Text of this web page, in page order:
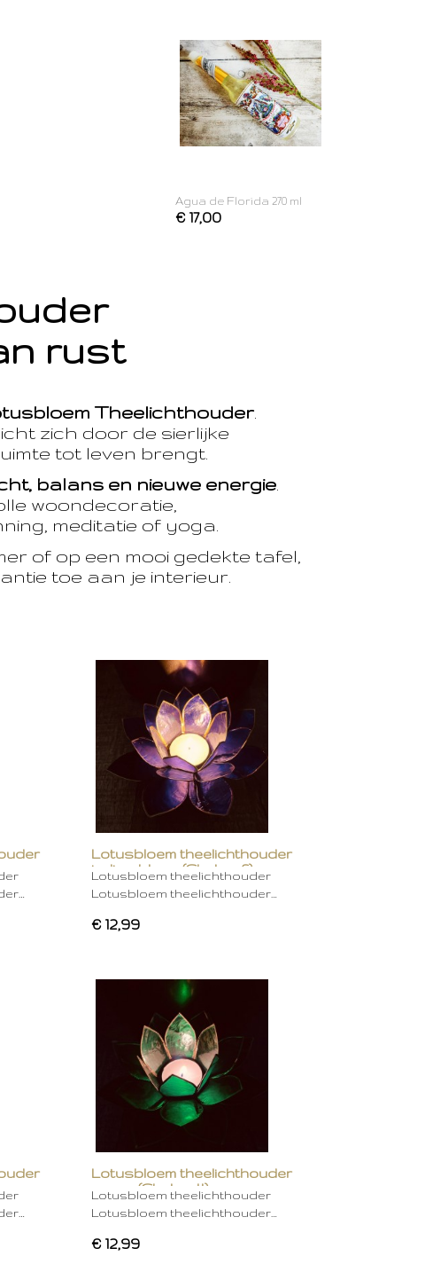
Agua de Florida 270 ml
€ 17,00
rust
Theelichthouder.
zich door de sierlijke
tot leven brengt.
balans en nieuwe energie.
woondecoratie,
meditatie of yoga.
of op een mooi gedekte tafel,
toe aan je interieur.
Lotusbloem theelichthouder
indigo blauw (Chakra 6)
Lotusbloem theelichthouder
Lotusbloem theelichthouder…
€ 12,99
Lotusbloem theelichthouder
groen (Chakra 4)
Lotusbloem theelichthouder
Lotusbloem theelichthouder…
€ 12,99